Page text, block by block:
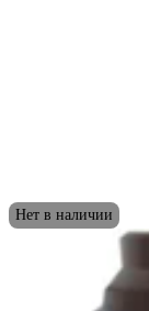
Нет в наличии